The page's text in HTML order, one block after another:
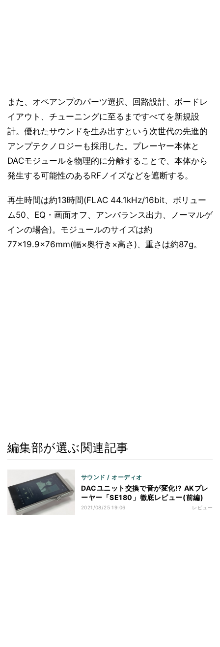
また、オペアンプのパーツ選択、回路設計、ボードレ
イアウト、チューニングに至るまですべてを新規設
計。優れたサウンドを生み出すという次世代の先進的
アンプテクノロジーも採用した。プレーヤー本体と
DACモジュールを物理的に分離することで、本体から
発生する可能性のあるRFノイズなどを遮断する。
再生時間は約13時間(FLAC 44.1kHz/16bit、ボリュー
ム50、EQ・画面オフ、アンバランス出力、ノーマルゲ
インの場合)。モジュールのサイズは約
77×19.9×76mm(幅×奥行き×高さ)、重さは約87g。
編集部が選ぶ関連記事
サウンド / オーディオ
DACユニット交換で音が変化!? AKプレ
ーヤー「SE180」徹底レビュー(前編)
2021/08/25 19:06 レビュー